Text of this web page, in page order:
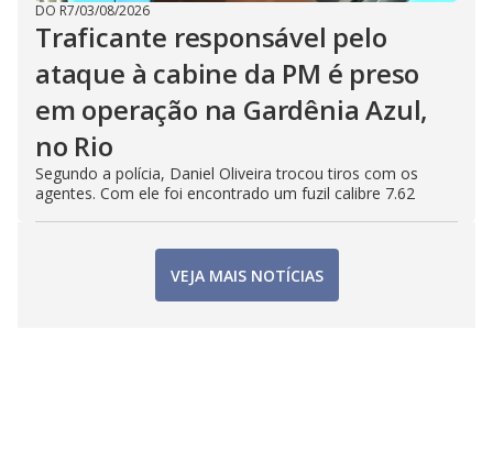
DO R7/03/08/2026
Traficante responsável pelo
ataque à cabine da PM é preso
em operação na Gardênia Azul,
no Rio
Segundo a polícia, Daniel Oliveira trocou tiros com os
agentes. Com ele foi encontrado um fuzil calibre 7.62
VEJA MAIS NOTÍCIAS